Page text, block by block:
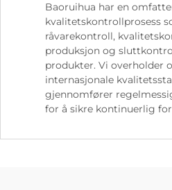
Baoruihua har en
kvalitetskontrollprosess
råvarekontroll,
produksjon og
produkter. Vi overholder
internasjonale
gjennomfører
for å sikre kontinuerlig